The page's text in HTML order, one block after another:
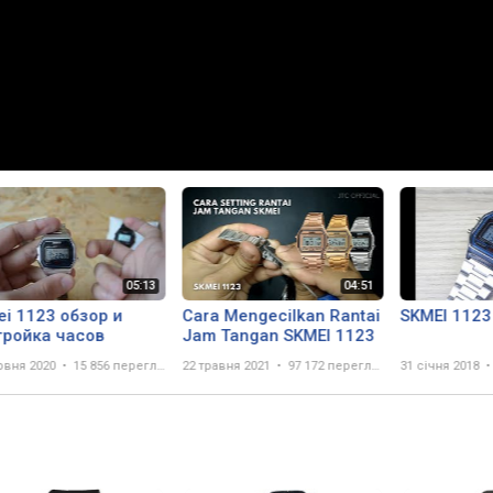
1123 обзор и
часов
2020 15 856 переглядів
Cara Mengecilkan Rantai
Jam Tangan SKMEI 1123
22 травня 2021 97 172 перегляда
SKMEI 1123
31 січня 2018